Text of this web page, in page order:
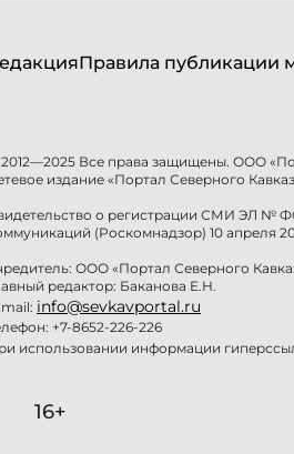
Правила публикации
Все права защищены. ООО
издание «Портал Северного
о регистрации СМИ ЭЛ №
(Роскомнадзор) 10 апреля
ООО «Портал Северного
редактор: Баканова Е.Н.
info@sevkavportal.ru
+7-8652-226-226
использовании информации
16+